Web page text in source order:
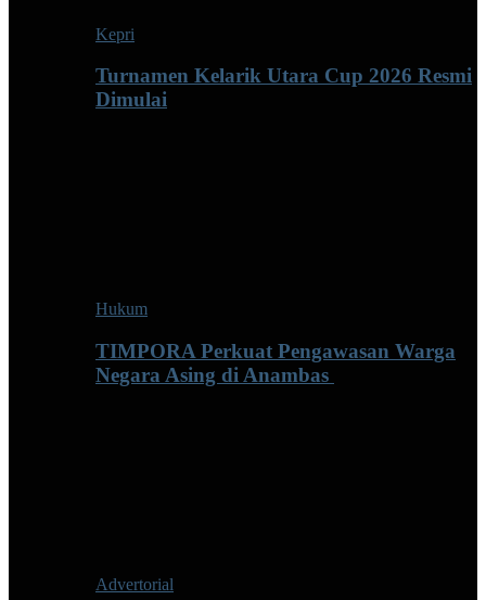
Kepri
Turnamen Kelarik Utara Cup 2026 Resmi
Dimulai
Hukum
TIMPORA Perkuat Pengawasan Warga
Negara Asing di Anambas ‎
Advertorial